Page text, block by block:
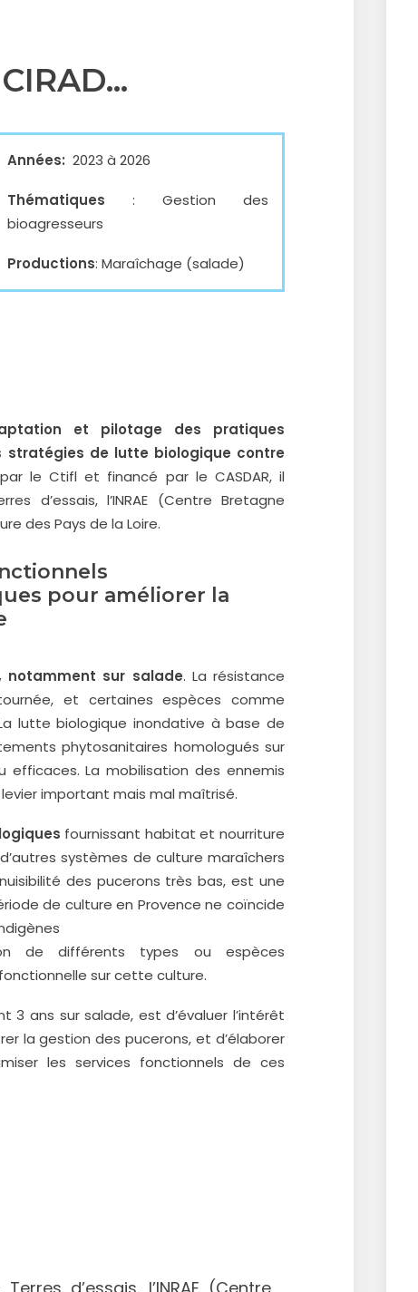
Années: 2023 à 2026
Thématiques : Gestion des
bioagresseurs
Productions: Maraîchage (salade)
et pilotage des pratiques
stratégies de lutte biologique contre
le Ctifl et financé par le CASDAR, il
d’essais, l’INRAE (Centre Bretagne
des Pays de la Loire.
pour améliorer la
notamment sur salade. La résistance
et certaines espèces comme
lutte biologique inondative à base de
phytosanitaires homologués sur
La mobilisation des ennemis
important mais mal maîtrisé.
fournissant habitat et nourriture
systèmes de culture maraîchers
des pucerons très bas, est une
de culture en Provence ne coïncide
de différents types ou espèces
sur cette culture.
3 ans sur salade, est d’évaluer l’intérêt
la gestion des pucerons, et d’élaborer
les services fonctionnels de ces